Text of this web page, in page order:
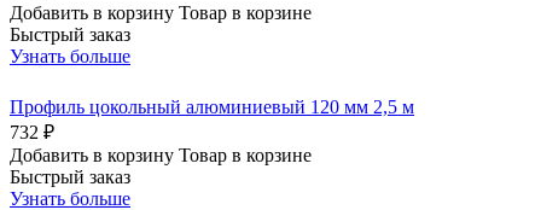
Добавить в корзину Товар в корзине
Быстрый заказ
Узнать больше
Профиль цокольный алюминиевый 120 мм 2,5 м
732 ₽
Добавить в корзину Товар в корзине
Быстрый заказ
Узнать больше